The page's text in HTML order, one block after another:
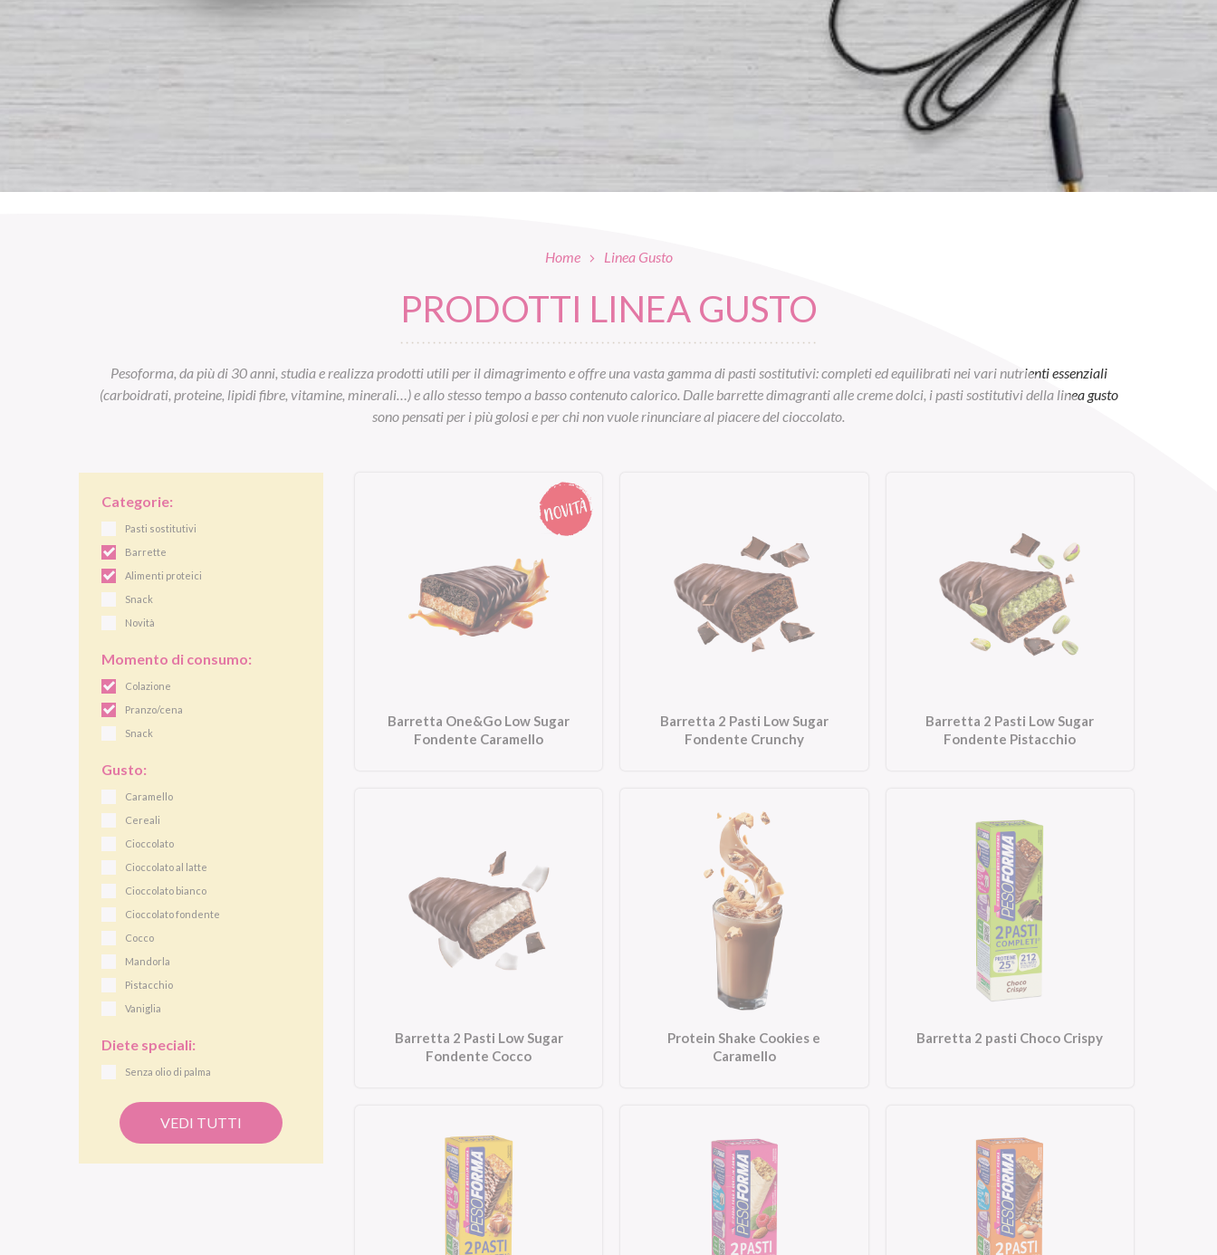
Home Linea Gusto
PRODOTTI LINEA GUSTO
Pesoforma, da più di 30 anni, studia e realizza prodotti utili per il dimagrimento e offre una vasta gamma di pasti sostitutivi: completi ed equilibrati nei vari nutrienti essenziali
(carboidrati, proteine, lipidi fibre, vitamine, minerali…) e allo stesso tempo a basso contenuto calorico. Dalle barrette dimagranti alle creme dolci, i pasti sostitutivi della linea gusto
sono pensati per i più golosi e per chi non vuole rinunciare al piacere del cioccolato.
Categorie:
Pasti sostitutivi
Barrette
Alimenti proteici
Snack
Novità
Momento di consumo:
Colazione
Pranzo/cena
Snack
Gusto:
Caramello
Cereali
Cioccolato
Cioccolato al latte
Cioccolato bianco
Cioccolato fondente
Cocco
Mandorla
Pistacchio
Vaniglia
Diete speciali:
Senza olio di palma
VEDI TUTTI
Barretta One&Go Low Sugar
Fondente Caramello
Barretta 2 Pasti Low Sugar
Fondente Crunchy
Barretta 2 Pasti Low Sugar
Fondente Pistacchio
Barretta 2 Pasti Low Sugar
Fondente Cocco
Protein Shake Cookies e
Caramello
Barretta 2 pasti Choco Crispy